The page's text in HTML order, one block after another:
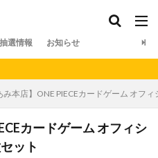
抽選情報 お知らせ
み本店】ONE PIECEカードゲーム オフ
カードゲーム オフィシ
ット